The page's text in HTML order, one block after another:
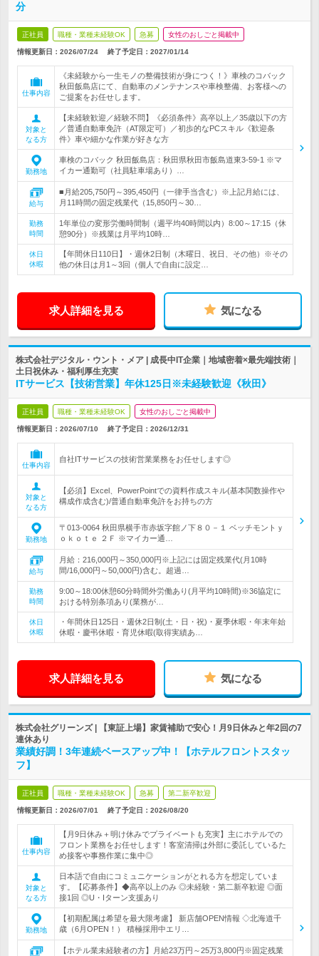
分
正社員 職種・業種未経験OK 急募 女性のおしごと掲載中
情報更新日：2026/07/24 終了予定日： 2027/01/14
仕事内容
《未経験から一生モノの整備技術が身につく！》車検のコバック
秋田飯島店にて、自動車のメンテナンスや車検整備、お客様への
ご提案をお任せします。
対象と
なる方
【未経験歓迎／経験不問】《必須条件》高卒以上／35歳以下の方
／普通自動車免許（AT限定可）／初歩的なPCスキル《歓迎条
件》車や細かな作業が好きな方
勤務地
車検のコバック 秋田飯島店：秋田県秋田市飯島道東3-59-1 ※マ
イカー通勤可（社員駐車場あり）…
給与
■月給205,750円～395,450円（一律手当含む）※上記月給には、
月11時間の固定残業代（15,850円～30…
勤務
時間
1年単位の変形労働時間制（週平均40時間以内）8:00～17:15（休
憩90分）※残業は月平均10時…
休日
休暇
【年間休日110日】・週休2日制（木曜日、祝日、その他）※その
他の休日は月1～3回（個人で自由に設定…
求人詳細を見る 気になる
株式会社デジタル・ウント・メア | 成長中IT企業｜地域密着×最先端技術｜
土日祝休み・福利厚生充実
ITサービス【技術営業】年休125日※未経験歓迎《秋田》
正社員 職種・業種未経験OK 女性のおしごと掲載中
情報更新日：2026/07/10 終了予定日： 2026/12/31
仕事内容
自社ITサービスの技術営業業務をお任せします◎
対象と
なる方
【必須】Excel、PowerPointでの資料作成スキル(基本関数操作や
構成作成含む)/普通自動車免許をお持ちの方
勤務地
〒013-0064 秋田県横手市赤坂字館ノ下８０－１ ベッチモントｙ
ｏｋｏｔｅ ２Ｆ ※マイカー通…
給与
月給：216,000円～350,000円※上記には固定残業代(月10時
間/16,000円～50,000円)含む。超過…
勤務
時間
9:00～18:00休憩60分時間外労働あり(月平均10時間)※36協定に
おける特別条項あり(業務が…
休日
休暇
・年間休日125日・週休2日制(土・日・祝)・夏季休暇・年末年始
休暇・慶弔休暇・育児休暇(取得実績あ…
求人詳細を見る 気になる
株式会社グリーンズ | 【東証上場】家賃補助で安心！月9日休みと年2回の7
連休あり
業績好調！3年連続ベースアップ中！【ホテルフロントスタッ
フ】
正社員 職種・業種未経験OK 急募 第二新卒歓迎
情報更新日：2026/07/01 終了予定日： 2026/08/20
仕事内容
【月9日休み＋明け休みでプライベートも充実】主にホテルでの
フロント業務をお任せします！客室清掃は外部に委託しているた
め接客や事務作業に集中◎
対象と
なる方
日本語で自由にコミュニケーションがとれる方を想定していま
す。【応募条件】◆高卒以上のみ ◎未経験・第二新卒歓迎 ◎面
接1回 ◎U・Iターン支援あり
勤務地
【初期配属は希望を最大限考慮】 新店舗OPEN情報 ◇北海道千
歳（6月OPEN！） 積極採用中エリ…
【ホテル業未経験者の方】月給23万円～25万3,800円※固定残業